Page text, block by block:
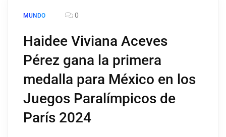
MUNDO 0
Haidee Viviana Aceves
Pérez gana la primera
medalla para México en los
Juegos Paralímpicos de
París 2024